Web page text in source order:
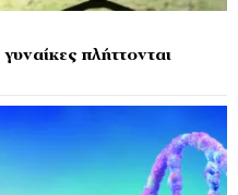
πλήττονται